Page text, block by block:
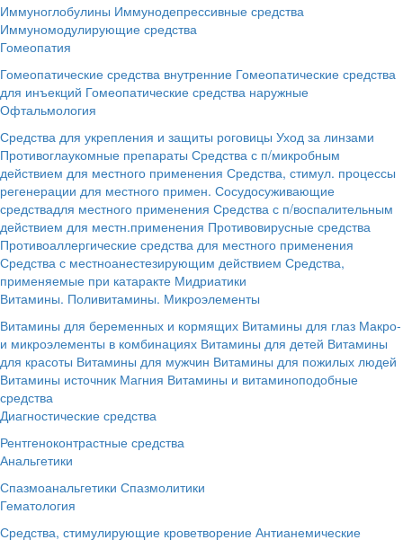
Иммуноглобулины Иммунодепрессивные средства
Иммуномодулирующие средства
Гомеопатия
Гомеопатические средства внутренние Гомеопатические средства
для инъекций Гомеопатические средства наружные
Офтальмология
Средства для укрепления и защиты роговицы Уход за линзами
Противоглаукомные препараты Средства с п/микробным
действием для местного применения Средства, стимул. процессы
регенерации для местного примен. Сосудосуживающие
средствадля местного применения Средства с п/воспалительным
действием для местн.применения Противовирусные средства
Противоаллергические средства для местного применения
Средства с местноанестезирующим действием Средства,
применяемые при катаракте Мидриатики
Витамины. Поливитамины. Микроэлементы
Витамины для беременных и кормящих Витамины для глаз Макро-
и микроэлементы в комбинациях Витамины для детей Витамины
для красоты Витамины для мужчин Витамины для пожилых людей
Витамины источник Магния Витамины и витаминоподобные
средства
Диагностические средства
Рентгеноконтрастные средства
Анальгетики
Спазмоанальгетики Спазмолитики
Гематология
Средства, стимулирующие кроветворение Антианемические